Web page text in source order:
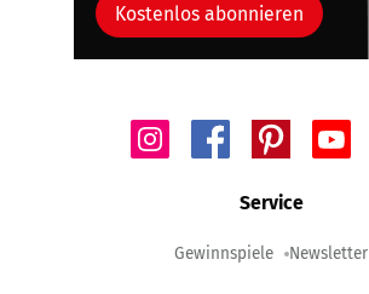
Kostenlos abonnieren
Service
Gewinnspiele Newsletter